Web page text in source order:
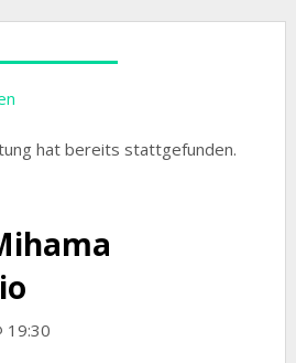
hat bereits stattgefunden.
19:30